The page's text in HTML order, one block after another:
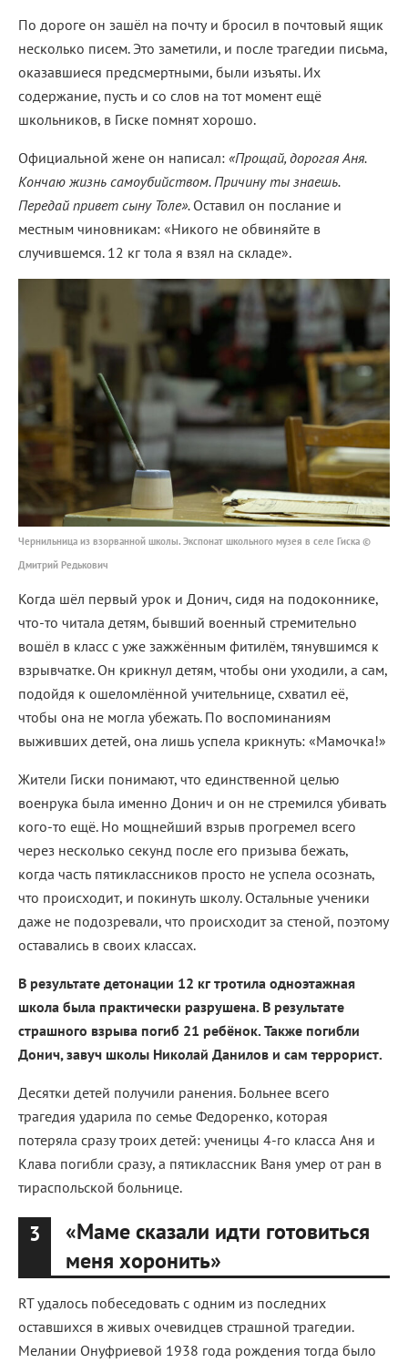
По дороге он зашёл на почту и бросил в почтовый ящик
несколько писем. Это заметили, и после трагедии письма,
оказавшиеся предсмертными, были изъяты. Их
содержание, пусть и со слов на тот момент ещё
школьников, в Гиске помнят хорошо.
Официальной жене он написал: «Прощай, дорогая Аня.
Кончаю жизнь самоубийством. Причину ты знаешь.
Передай привет сыну Толе». Оставил он послание и
местным чиновникам: «Никого не обвиняйте в
случившемся. 12 кг тола я взял на складе».
Чернильница из взорванной школы. Экспонат школьного музея в селе Гиска ©
Дмитрий Редькович
Когда шёл первый урок и Донич, сидя на подоконнике,
что-то читала детям, бывший военный стремительно
вошёл в класс с уже зажжённым фитилём, тянувшимся к
взрывчатке. Он крикнул детям, чтобы они уходили, а сам,
подойдя к ошеломлённой учительнице, схватил её,
чтобы она не могла убежать. По воспоминаниям
выживших детей, она лишь успела крикнуть: «Мамочка!»
Жители Гиски понимают, что единственной целью
военрука была именно Донич и он не стремился убивать
кого-то ещё. Но мощнейший взрыв прогремел всего
через несколько секунд после его призыва бежать,
когда часть пятиклассников просто не успела осознать,
что происходит, и покинуть школу. Остальные ученики
даже не подозревали, что происходит за стеной, поэтому
оставались в своих классах.
В результате детонации 12 кг тротила одноэтажная
школа была практически разрушена. В результате
страшного взрыва погиб 21 ребёнок. Также погибли
Донич, завуч школы Николай Данилов и сам террорист.
Десятки детей получили ранения. Больнее всего
трагедия ударила по семье Федоренко, которая
потеряла сразу троих детей: ученицы 4-го класса Аня и
Клава погибли сразу, а пятиклассник Ваня умер от ран в
тираспольской больнице.
3
«Маме сказали идти готовиться
меня хоронить»
RT удалось побеседовать с одним из последних
оставшихся в живых очевидцев страшной трагедии.
Мелании Онуфриевой 1938 года рождения тогда было